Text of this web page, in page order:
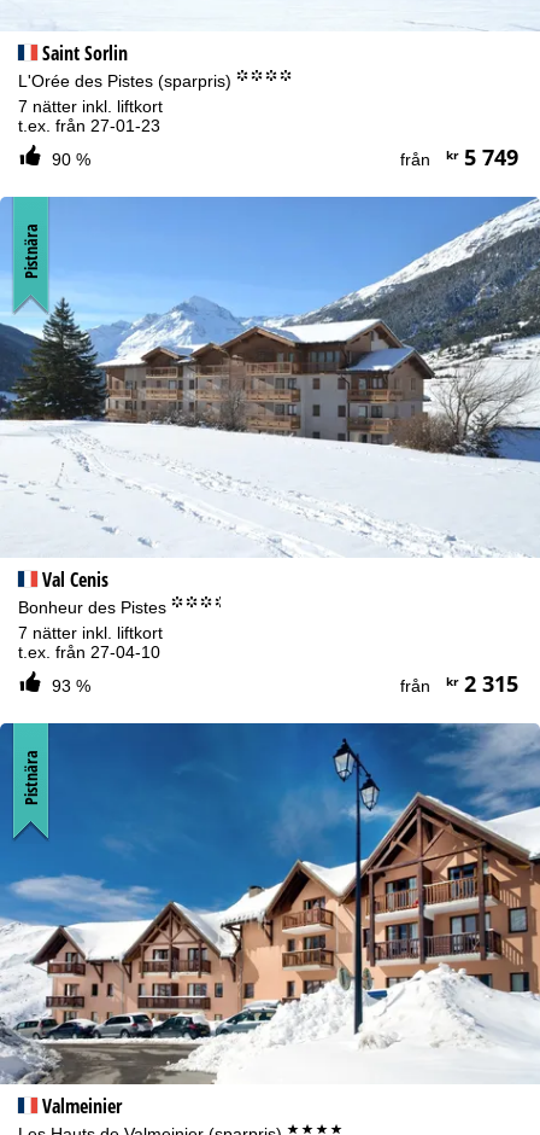
Saint Sorlin
L'Orée des Pistes (sparpris) °°°°
7 nätter inkl. liftkort
t.ex. från 27-01-23
90 %
från kr5 749
Val Cenis
Bonheur des Pistes °°°.
7 nätter inkl. liftkort
t.ex. från 27-04-10
93 %
från kr2 315
Pistnära
Valmeinier
****
Pistnära